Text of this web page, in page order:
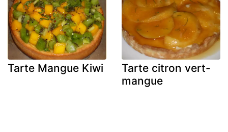
Tarte Mangue Kiwi
Tarte citron vert-
mangue